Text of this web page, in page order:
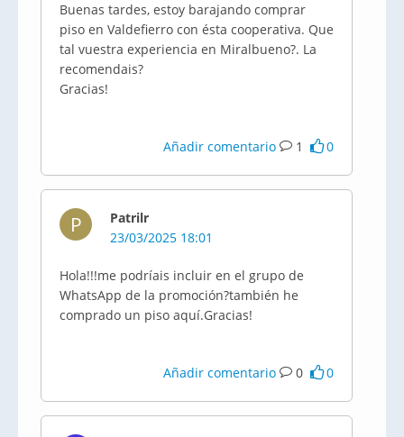
Buenas tardes, estoy barajando comprar
piso en Valdefierro con ésta cooperativa. Que
tal vuestra experiencia en Miralbueno?. La
recomendais?
Gracias!
Añadir comentario 1 0
P
Patrilr
23/03/2025 18:01
Hola!!!me podríais incluir en el grupo de
WhatsApp de la promoción?también he
comprado un piso aquí.Gracias!
Añadir comentario 0 0